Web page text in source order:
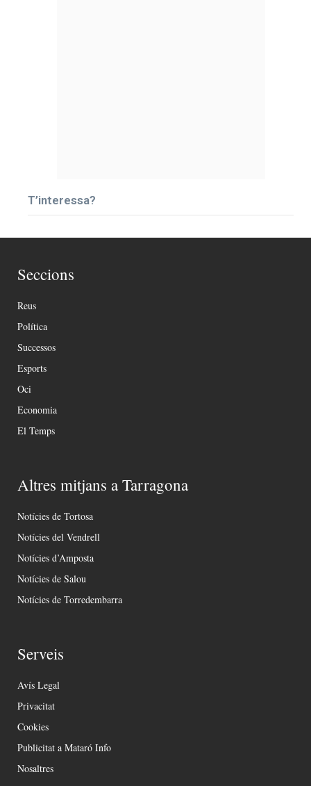
T’interessa?
Seccions
Reus
Política
Successos
Esports
Oci
Economia
El Temps
Altres mitjans a Tarragona
Notícies de Tortosa
Notícies del Vendrell
Notícies d’Amposta
Notícies de Salou
Notícies de Torredembarra
Serveis
Avís Legal
Privacitat
Cookies
Publicitat a Mataró Info
Nosaltres